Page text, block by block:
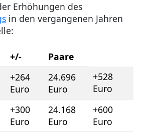
Erhöhungen des
in den vergangenen Jahren
+/-
Paare
+264
Euro
24.696
Euro
+528
Euro
+300
Euro
24.168
Euro
+600
Euro